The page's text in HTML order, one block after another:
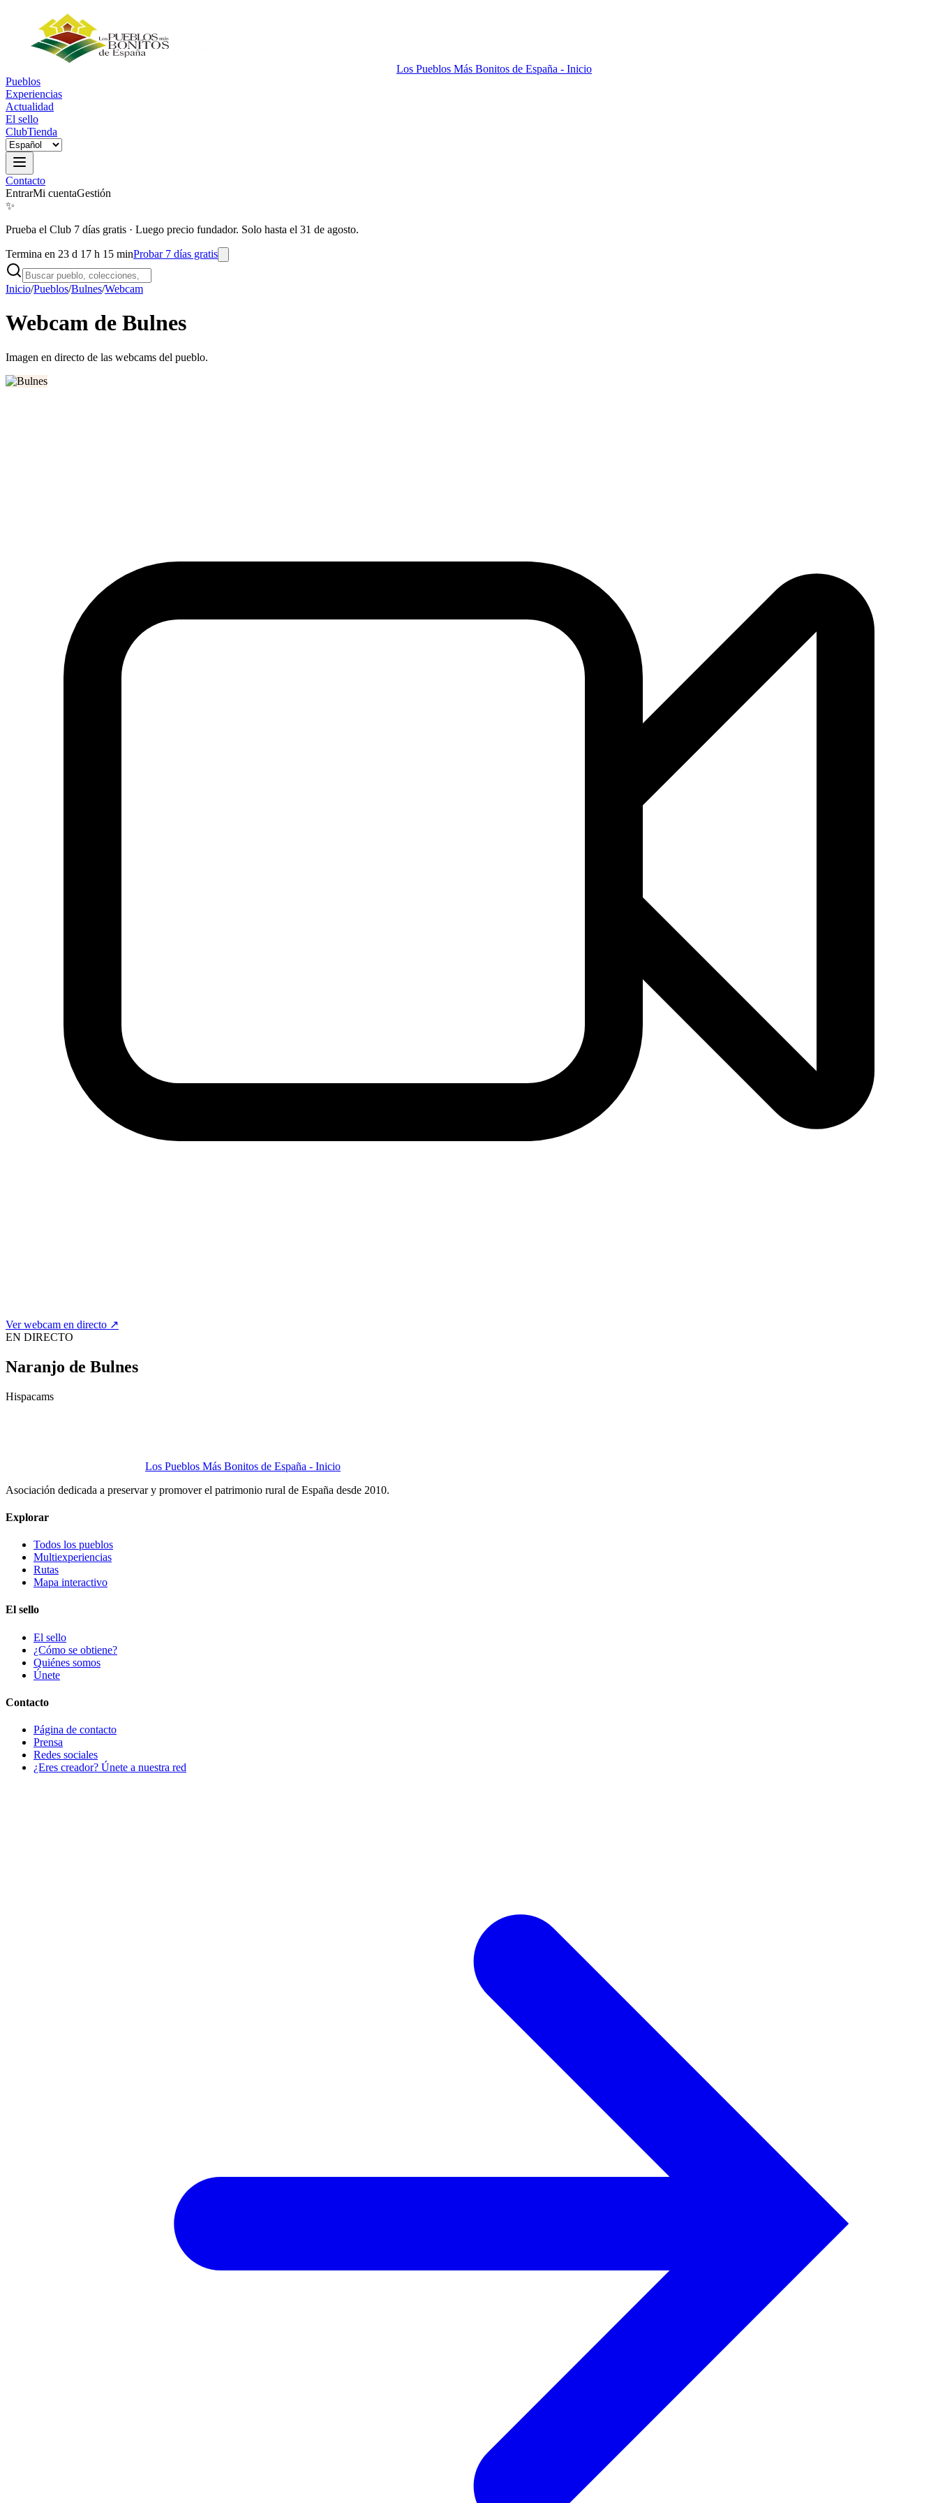
Los Pueblos Más Bonitos de España - Inicio
Pueblos
Experiencias
Actualidad
El sello
ClubTienda
Contacto
EntrarMi cuentaGestión
✨
Prueba el Club 7 días gratis · Luego precio fundador. Solo hasta el 31 de agosto.
Termina en 23 d 17 h 15 minProbar 7 días gratis
Inicio/Pueblos/Bulnes/Webcam
Webcam de Bulnes
Imagen en directo de las webcams del pueblo.
Ver webcam en directo ↗
EN DIRECTO
Naranjo de Bulnes
Hispacams
Los Pueblos Más Bonitos de España - Inicio
Asociación dedicada a preservar y promover el patrimonio rural de España desde 2010.
Explorar
Todos los pueblos
Multiexperiencias
Rutas
Mapa interactivo
El sello
El sello
¿Cómo se obtiene?
Quiénes somos
Únete
Contacto
Página de contacto
Prensa
Redes sociales
¿Eres creador? Únete a nuestra red